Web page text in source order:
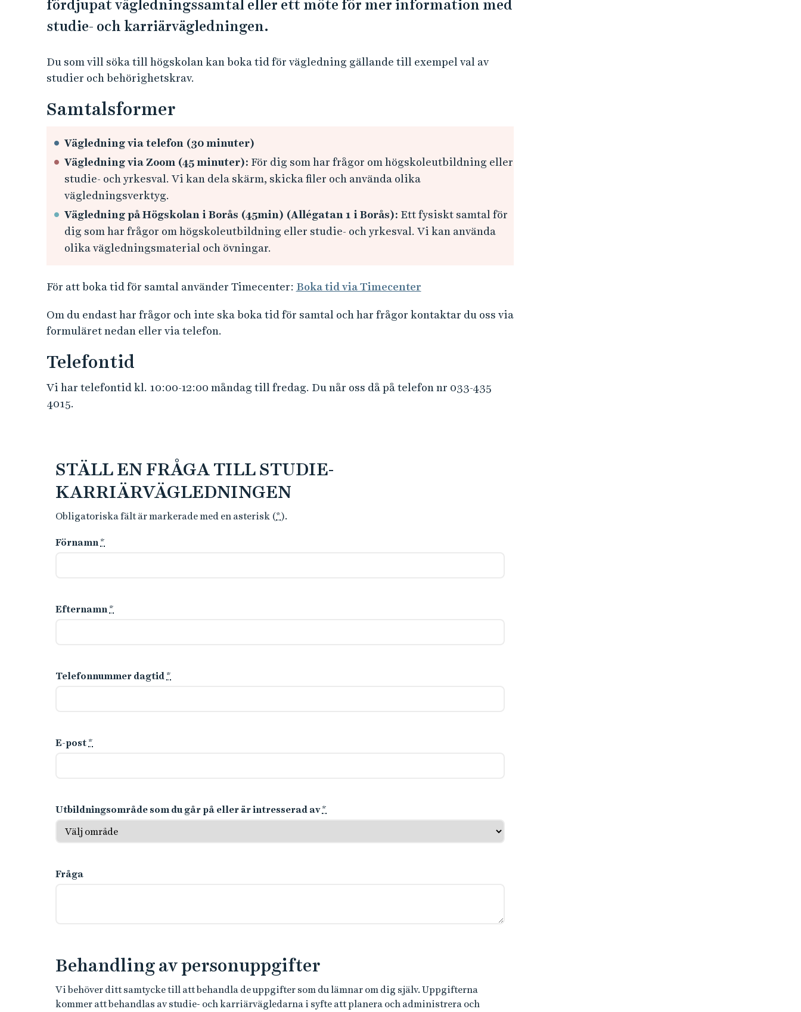
fördjupat vägledningssamtal eller ett möte för mer information med
studie- och karriärvägledningen.
Du som vill söka till högskolan kan boka tid för vägledning gällande till exempel val av
studier och behörighetskrav.
Samtalsformer
Vägledning via telefon (30 minuter)
Vägledning via Zoom (45 minuter): För dig som har frågor om högskoleutbildning eller
studie- och yrkesval. Vi kan dela skärm, skicka filer och använda olika
vägledningsverktyg.
Vägledning på Högskolan i Borås (45min) (Allégatan 1 i Borås): Ett fysiskt samtal för
dig som har frågor om högskoleutbildning eller studie- och yrkesval. Vi kan använda
olika vägledningsmaterial och övningar.
För att boka tid för samtal använder Timecenter: Boka tid via Timecenter
Om du endast har frågor och inte ska boka tid för samtal och har frågor kontaktar du oss via
formuläret nedan eller via telefon.
Telefontid
Vi har telefontid kl. 10:00-12:00 måndag till fredag. Du når oss då på telefon nr 033-435
4015.
STÄLL EN FRÅGA TILL STUDIE-
KARRIÄRVÄGLEDNINGEN
Obligatoriska fält är markerade med en asterisk (*).
Förnamn*
Efternamn*
Telefonnummer dagtid *
E-post *
Utbildningsområde som du går på eller är intresserad av*
Fråga
Behandling av personuppgifter
Vi behöver ditt samtycke till att behandla de uppgifter som du lämnar om dig själv. Uppgifterna
kommer att behandlas av studie- och karriärvägledarna i syfte att planera och administrera och